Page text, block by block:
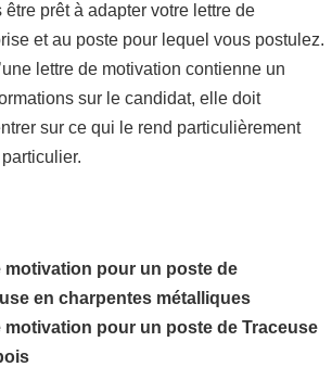
prêt à adapter votre lettre de
et au poste pour lequel vous postulez.
lettre de motivation contienne un
sur le candidat, elle doit
sur ce qui le rend particulièrement
motivation pour un poste de
en charpentes métalliques
motivation pour un poste de Traceuse